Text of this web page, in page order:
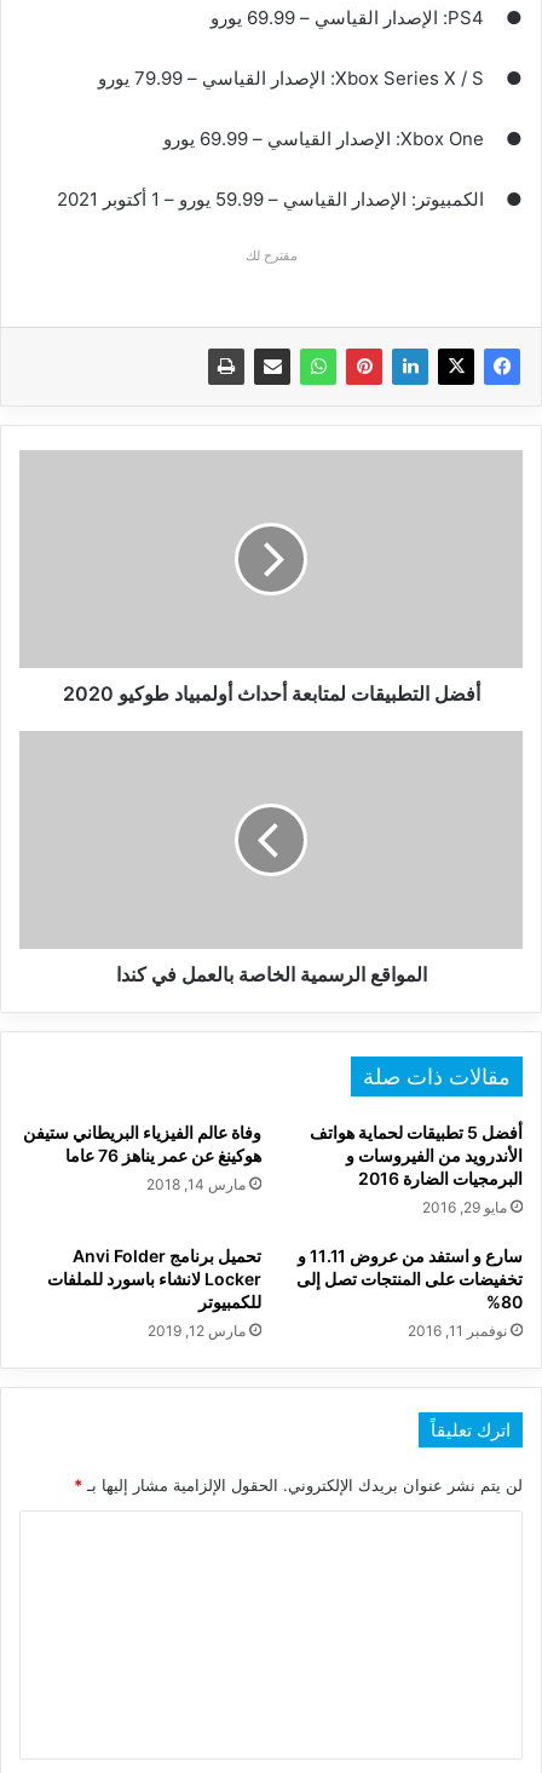
● PS4: الإصدار القياسي – 69.99 يورو
● Xbox Series X / S: الإصدار القياسي – 79.99 يورو
● Xbox One: الإصدار القياسي – 69.99 يورو
● الكمبيوتر: الإصدار القياسي – 59.99 يورو – 1 أكتوبر 2021
مقترح لك
أفضل التطبيقات لمتابعة أحداث أولمبياد طوكيو 2020
المواقع الرسمية الخاصة بالعمل في كندا
مقالات ذات صلة
أفضل 5 تطبيقات لحماية هواتف
الأندرويد من الفيروسات و
البرمجيات الضارة 2016
مايو 29, 2016
وفاة عالم الفيزياء البريطاني ستيفن
هوكينغ عن عمر يناهز 76 عاما
مارس 14, 2018
سارع و استفد من عروض 11.11 و
تخفيضات على المنتجات تصل إلى
80%
نوفمبر 11, 2016
تحميل برنامج Anvi Folder
Locker لانشاء باسورد للملفات
للكمبيوتر
مارس 12, 2019
اترك تعليقاً
لن يتم نشر عنوان بريدك الإلكتروني. الحقول الإلزامية مشار إليها بـ *